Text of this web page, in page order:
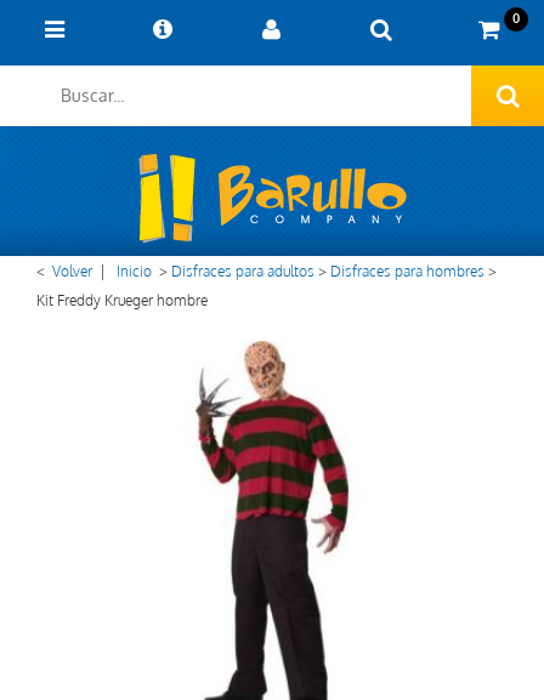
0
< Volver Inicio > Disfraces para adultos > Disfraces para hombres >
Kit Freddy Krueger hombre